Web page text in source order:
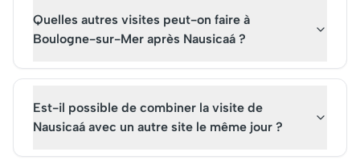
Quelles autres visites peut-on faire à
Boulogne-sur-Mer après Nausicaá ?
Est-il possible de combiner la visite de
Nausicaá avec un autre site le même jour ?